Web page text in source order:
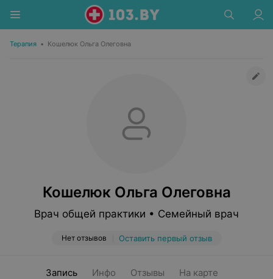
Терапия • Кошелюк Ольга Олеговна
Кошелюк Ольга Олеговна
Врач общей практики • Семейный врач
Нет отзывов Оставить первый отзыв
Запись Инфо Отзывы На карте